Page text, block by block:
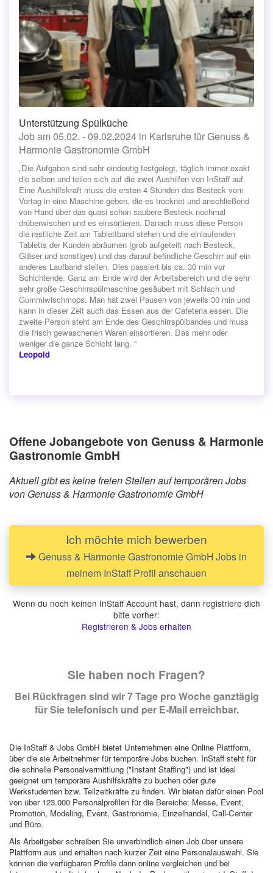
Unterstützung Spülküche
Job am 05.02. - 09.02.2024 in Karlsruhe für Genuss &
Harmonie Gastronomie GmbH
„Die Aufgaben sind sehr eindeutig festgelegt, täglich immer exakt
die selben und teilen sich auf die zwei Aushilfen von InStaff auf.
Eine Aushilfskraft muss die ersten 4 Stunden das Besteck vom
Vortag in eine Maschine geben, die es trocknet und anschließend
von Hand über das quasi schon saubere Besteck nochmal
drüberwischen und es einsortieren. Danach muss diese Person
die restliche Zeit am Tablettband stehen und die einlaufenden
Tabletts der Kunden abräumen (grob aufgeteilt nach Besteck,
Gläser und sonstiges) und das darauf befindliche Geschirr auf ein
anderes Laufband stellen. Dies passiert bis ca. 30 min vor
Schichtende. Ganz am Ende wird der Arbeitsbereich und die sehr
sehr große Geschirrspülmaschine gesäubert mit Schlach und
Gummiwischmops. Man hat zwei Pausen von jeweils 30 min und
kann in dieser Zeit auch das Essen aus der Cafeteria essen. Die
zweite Person steht am Ende des Geschirrspülbandes und muss
die frisch gewaschenen Waren einsortieren. Das mehr oder
weniger die ganze Schicht lang. “
Leopold
Offene Jobangebote von Genuss & Harmonie
Gastronomie GmbH
Aktuell gibt es keine freien Stellen auf temporären Jobs
von Genuss & Harmonie Gastronomie GmbH
Ich möchte mich bewerben
Genuss & Harmonie Gastronomie GmbH Jobs in
meinem InStaff Profil anschauen
Wenn du noch keinen InStaff Account hast, dann registriere dich
bitte vorher:
Registrieren & Jobs erhalten
Sie haben noch Fragen?
Bei Rückfragen sind wir 7 Tage pro Woche ganztägig
für Sie telefonisch und per E-Mail erreichbar.
Die InStaff & Jobs GmbH bietet Unternehmen eine Online Plattform,
über die sie Arbeitnehmer für temporäre Jobs buchen. InStaff steht für
die schnelle Personalvermittlung ("Instant Staffing") und ist ideal
geeignet um temporäre Aushilfskräfte zu buchen oder gute
Werkstudenten bzw. Teilzeitkräfte zu finden. Wir bieten dafür einen Pool
von über 123.000 Personalprofilen für die Bereiche: Messe, Event,
Promotion, Modeling, Event, Gastronomie, Einzelhandel, Call-Center
und Büro.
Als Arbeitgeber schreiben Sie unverbindlich einen Job über unsere
Plattform aus und erhalten nach kurzer Zeit eine Personalauswahl. Sie
können die verfügbaren Profile dann online vergleichen und bei